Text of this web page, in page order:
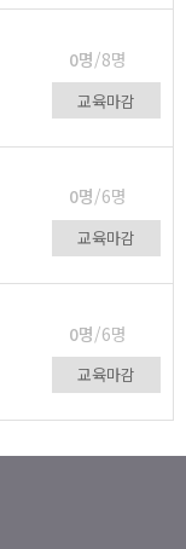
0명/8명
교육마감
0명/6명
교육마감
0명/6명
교육마감